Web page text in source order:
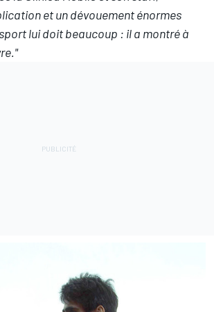
et un dévouement énormes
lui doit beaucoup : il a montré à